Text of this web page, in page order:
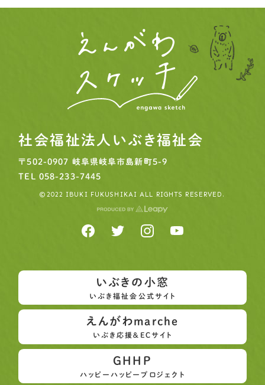
社会福祉法人いぶき福祉会
〒502-0907 岐阜県岐阜市島新町5-9
TEL 058-233-7445
©2022 IBUKI FUKUSHIKAI ALL RIGHTS RESERVED.
いぶきの小窓
いぶき福祉会公式サイト
えんがわmarche
いぶき応援＆ECサイト
GHHP
ハッピーハッピープロジェクト